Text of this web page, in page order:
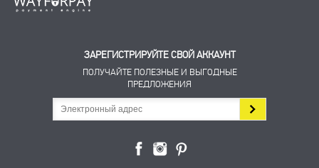
ЗАРЕГИСТРИРУЙТЕ СВОЙ АККАУНТ
ПОЛУЧАЙТЕ ПОЛЕЗНЫЕ И ВЫГОДНЫЕ
ПРЕДЛОЖЕНИЯ